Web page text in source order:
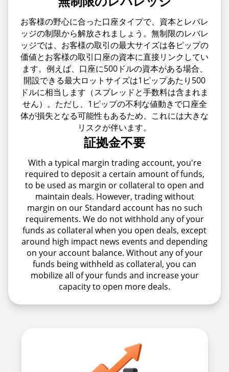
お客様の野心に合った口座タイプで、資本とレバレ
ッジの制限から解放されましょう。無制限のレバレ
ッジでは、お客様の取引の最大サイズは各ピップの
価値とお客様の取引口座の資本に直接リンクしてい
ます。例えば、口座に500ドルの資本がある場合、
開設できる最大ロットサイズは1ピップあたり500
ドルに相当します（スプレッドと手数料は含まれま
せん）。ただし、1ピップの不利な値動きで口座全
体が損失となる可能性もあるため、これには大きな
リスクが伴います。
証拠金不要
With a typical margin trading account, you're
required to deposit a certain amount of funds,
to be used as margin or collateral to open and
maintain deals. However, trading without
margin on our Standard account has no such
requirements. We do not withhold any of your
funds as collateral when you open deals, except
around high impact news events and depending
on your account balance. Without any of your
funds being withheld as collateral, you can
mobilize all of your funds and increase your
capacity to open more deals.